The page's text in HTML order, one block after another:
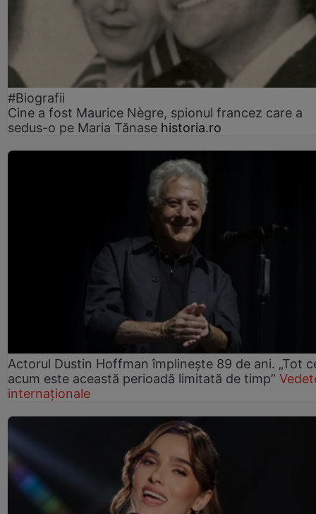
#Biografii
Cine a fost Maurice Nègre, spionul francez care a
sedus-o pe Maria Tănase historia.ro
Actorul Dustin Hoffman împlinește 89 de ani. „Tot
acum este această perioadă limitată de timp”
internaționale